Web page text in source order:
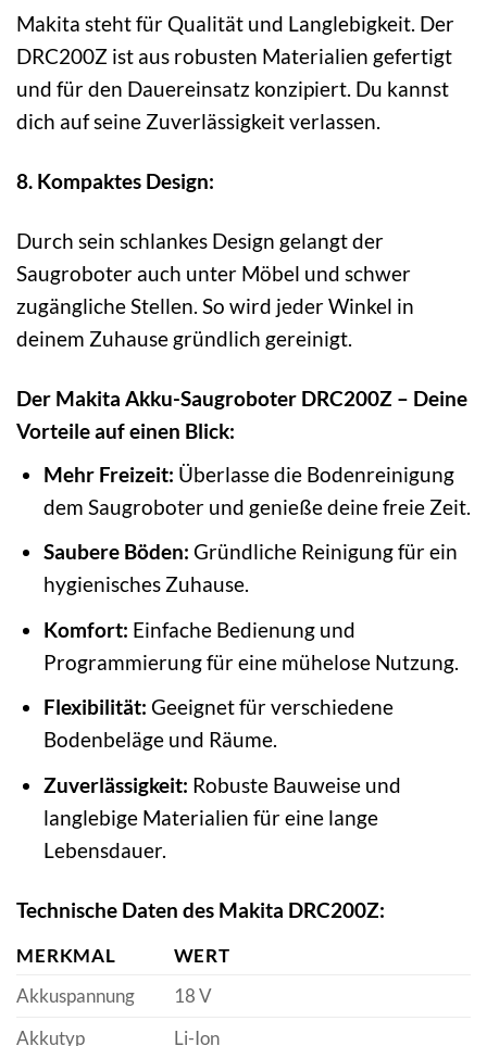
Makita steht für Qualität und Langlebigkeit. Der
DRC200Z ist aus robusten Materialien gefertigt
und für den Dauereinsatz konzipiert. Du kannst
dich auf seine Zuverlässigkeit verlassen.
8. Kompaktes Design:
Durch sein schlankes Design gelangt der
Saugroboter auch unter Möbel und schwer
zugängliche Stellen. So wird jeder Winkel in
deinem Zuhause gründlich gereinigt.
Der Makita Akku-Saugroboter DRC200Z – Deine
Vorteile auf einen Blick:
Mehr Freizeit: Überlasse die Bodenreinigung
dem Saugroboter und genieße deine freie Zeit.
Saubere Böden: Gründliche Reinigung für ein
hygienisches Zuhause.
Komfort: Einfache Bedienung und
Programmierung für eine mühelose Nutzung.
Flexibilität: Geeignet für verschiedene
Bodenbeläge und Räume.
Zuverlässigkeit: Robuste Bauweise und
langlebige Materialien für eine lange
Lebensdauer.
Technische Daten des Makita DRC200Z:
MERKMAL
WERT
Akkuspannung
18 V
Akkutyp
Li-Ion